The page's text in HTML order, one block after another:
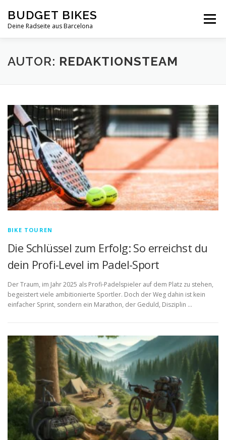
Inhalt
springen
BUDGET BIKES
Deine Radseite aus Barcelona
Menü
AUTOR: REDAKTIONSTEAM
BIKE TOUREN
Die Schlüssel zum Erfolg: So erreichst du
dein Profi-Level im Padel-Sport
Der Traum, im Jahr 2025 als Profi-Padelspieler auf dem Platz zu stehen,
begeistert viele ambitionierte Sportler. Doch der Weg dahin ist kein
einfacher Sprint, sondern ein Marathon, der Geduld, Disziplin …